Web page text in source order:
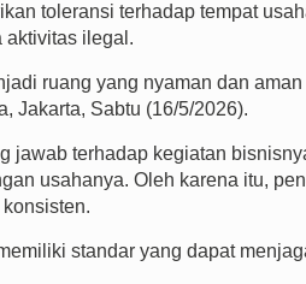
toleransi terhadap tempat
aktivitas ilegal.
ruang yang nyaman dan
Jakarta, Sabtu (16/5/2026).
jawab terhadap kegiatan
usahanya. Oleh karena itu,
standar yang dapat